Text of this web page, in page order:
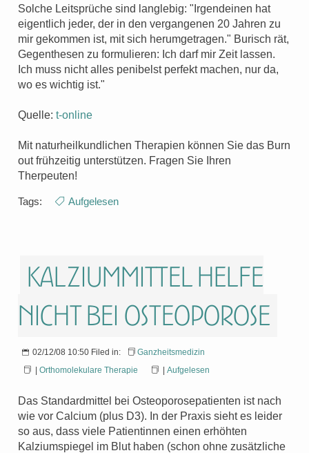
Solche Leitsprüche sind langlebig: "Irgendeinen hat
eigentlich jeder, der in den vergangenen 20 Jahren zu
mir gekommen ist, mit sich herumgetragen." Burisch rät,
Gegenthesen zu formulieren: Ich darf mir Zeit lassen.
Ich muss nicht alles penibelst perfekt machen, nur da,
wo es wichtig ist."
Quelle: t-online
Mit naturheilkundlichen Therapien können Sie das Burn
out frühzeitig unterstützen. Fragen Sie Ihren
Therpeuten!
Tags: Aufgelesen
Kalziummittel helfe
nicht bei Osteoporose
02/12/08 10:50 Filed in:
Ganzheitsmedizin
| Orthomolekulare Therapie | Aufgelesen
Das Standardmittel bei Osteoporosepatienten ist nach
wie vor Calcium (plus D3). In der Praxis sieht es leider
so aus, dass viele Patientinnen einen erhöhten
Kalziumspiegel im Blut haben (schon ohne zusätzliche